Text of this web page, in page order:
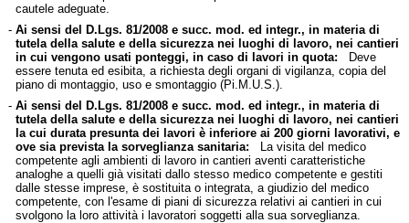
cautele adeguate.
- Ai sensi del D.Lgs. 81/2008 e succ. mod. ed integr., in materia di
tutela della salute e della sicurezza nei luoghi di lavoro, nei cantieri
in cui vengono usati ponteggi, in caso di lavori in quota: Deve
essere tenuta ed esibita, a richiesta degli organi di vigilanza, copia del
piano di montaggio, uso e smontaggio (Pi.M.U.S.).
- Ai sensi del D.Lgs. 81/2008 e succ. mod. ed integr., in materia di
tutela della salute e della sicurezza nei luoghi di lavoro, nei cantieri
la cui durata presunta dei lavori è inferiore ai 200 giorni lavorativi, e
ove sia prevista la sorveglianza sanitaria: La visita del medico
competente agli ambienti di lavoro in cantieri aventi caratteristiche
analoghe a quelli già visitati dallo stesso medico competente e gestiti
dalle stesse imprese, è sostituita o integrata, a giudizio del medico
competente, con l'esame di piani di sicurezza relativi ai cantieri in cui
svolgono la loro attività i lavoratori soggetti alla sua sorveglianza.